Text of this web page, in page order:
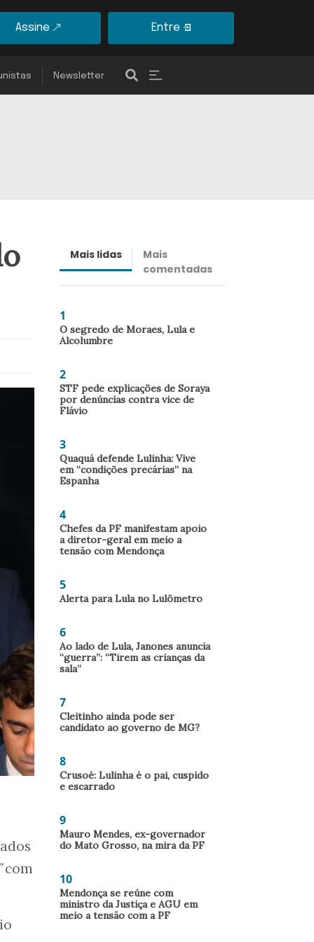
Assine Entre
Newsletter
com
Mais lidas
Mais
comentadas
1
O segredo de Moraes, Lula e
Alcolumbre
2
STF pede explicações de Soraya
por denúncias contra vice de
Flávio
3
Quaquá defende Lulinha: Vive
em “condições precárias” na
Espanha
4
Chefes da PF manifestam apoio
a diretor-geral em meio a
tensão com Mendonça
5
Alerta para Lula no Lulômetro
6
Ao lado de Lula, Janones anuncia
“guerra”: “Tirem as crianças da
sala”
7
Cleitinho ainda pode ser
candidato ao governo de MG?
8
Crusoé: Lulinha é o pai, cuspido
e escarrado
9
Mauro Mendes, ex-governador
do Mato Grosso, na mira da PF
10
Mendonça se reúne com
ministro da Justiça e AGU em
meio a tensão com a PF